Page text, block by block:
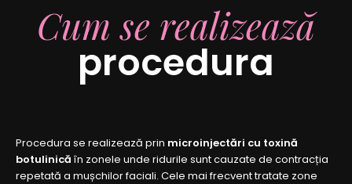
Cum se realizează
procedura
Procedura se realizează prin microinjectări cu toxină
botulinică în zonele unde ridurile sunt cauzate de contracția
repetată a mușchilor faciali. Cele mai frecvent tratate zone